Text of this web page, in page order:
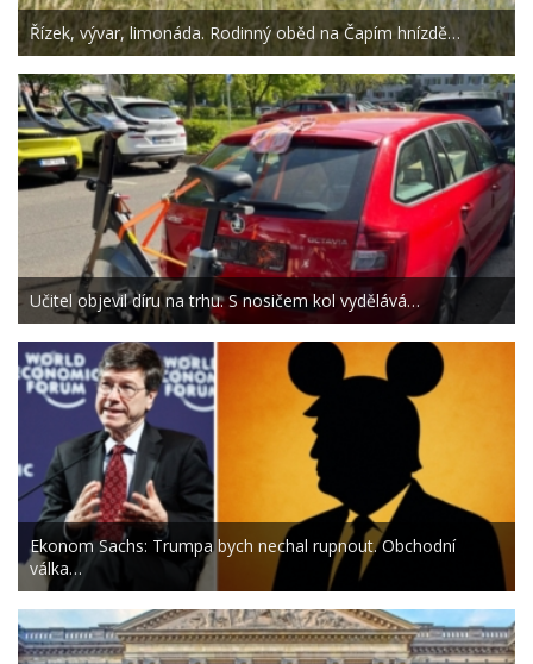
Řízek, vývar, limonáda. Rodinný oběd na Čapím hnízdě…
Učitel objevil díru na trhu. S nosičem kol vydělává…
Ekonom Sachs: Trumpa bych nechal rupnout. Obchodní
válka…